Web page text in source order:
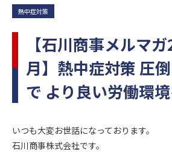
熱中症対策
【石川商事メルマ
月】熱中症対策 圧
で より良い労働環境
いつも大変お世話になっております。
石川商事株式会社です。